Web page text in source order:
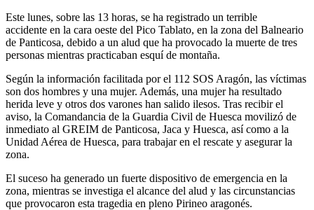
Este lunes, sobre las 13 horas, se ha registrado un terrible
accidente en la cara oeste del Pico Tablato, en la zona del Balneario
de Panticosa, debido a un alud que ha provocado la muerte de tres
personas mientras practicaban esquí de montaña.
Según la información facilitada por el 112 SOS Aragón, las víctimas
son dos hombres y una mujer. Además, una mujer ha resultado
herida leve y otros dos varones han salido ilesos. Tras recibir el
aviso, la Comandancia de la Guardia Civil de Huesca movilizó de
inmediato al GREIM de Panticosa, Jaca y Huesca, así como a la
Unidad Aérea de Huesca, para trabajar en el rescate y asegurar la
zona.
El suceso ha generado un fuerte dispositivo de emergencia en la
zona, mientras se investiga el alcance del alud y las circunstancias
que provocaron esta tragedia en pleno Pirineo aragonés.